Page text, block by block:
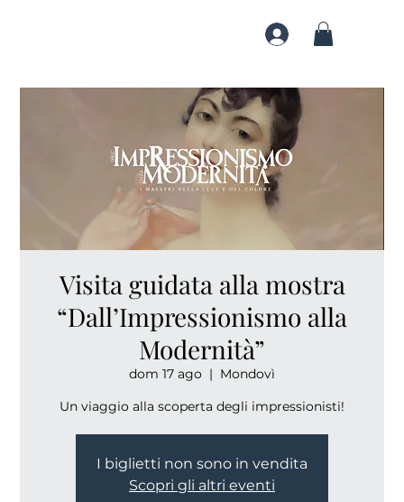
Visita guidata alla mostra
“Dall’Impressionismo alla
Modernità”
dom 17 ago
  |
Mondovì
Un viaggio alla scoperta degli impressionisti!
I biglietti non sono in vendita
Scopri gli altri eventi